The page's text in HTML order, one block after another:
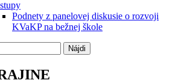
Podnety z panelovej diskusie o rozvoji
KVaKP na bežnej škole